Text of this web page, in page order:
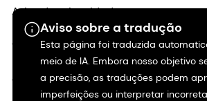
Aviso sobre a tradução
Esta página foi traduzida
meio de IA. Embora nosso objetivo
a precisão, as traduções podem
imperfeições ou interpretar
Aviso de privacidade
Termos de uso
Termos e condições